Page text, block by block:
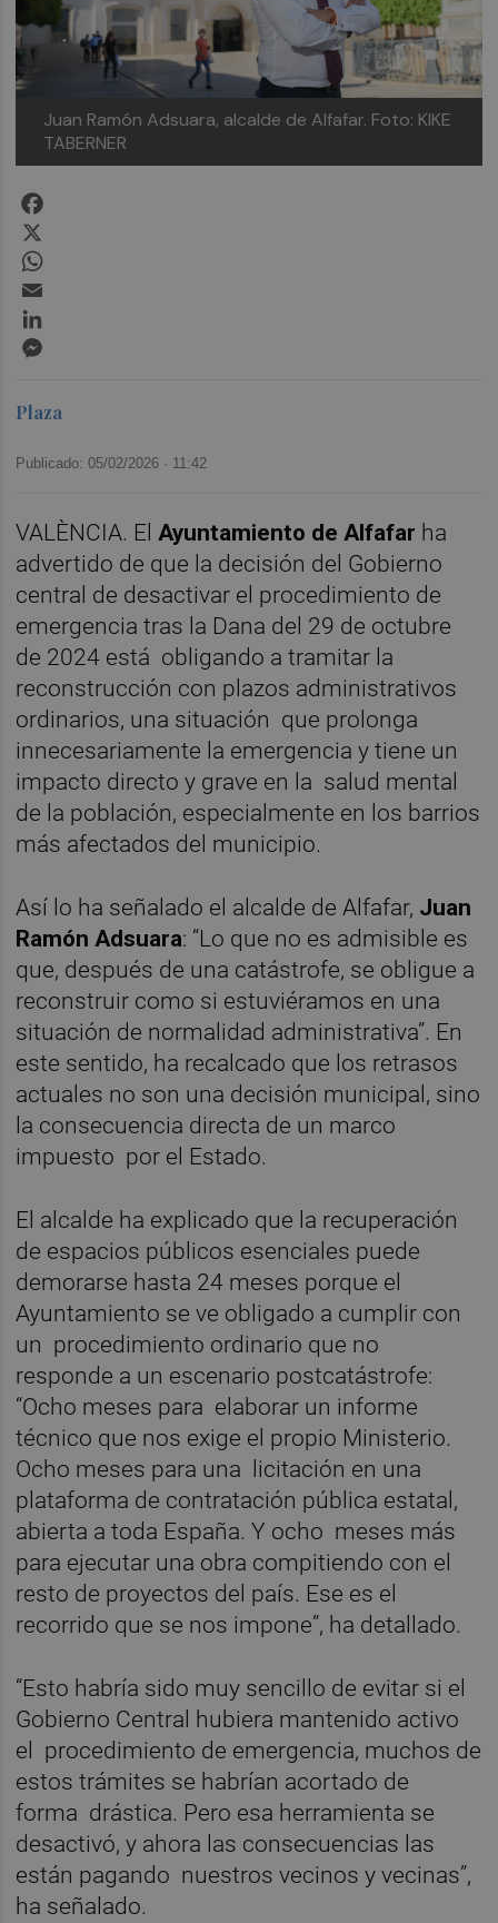
Juan Ramón Adsuara, alcalde de Alfafar. Foto: KIKE
TABERNER
Plaza
Publicado: 05/02/2026 · 11:42
VALÈNCIA. El Ayuntamiento de Alfafar ha
advertido de que la decisión del Gobierno
central de desactivar el procedimiento de
emergencia tras la Dana del 29 de octubre
de 2024 está obligando a tramitar la
reconstrucción con plazos administrativos
ordinarios, una situación que prolonga
innecesariamente la emergencia y tiene un
impacto directo y grave en la salud mental
de la población, especialmente en los barrios
más afectados del municipio.
Así lo ha señalado el alcalde de Alfafar, Juan
Ramón Adsuara: “Lo que no es admisible es
que, después de una catástrofe, se obligue a
reconstruir como si estuviéramos en una
situación de normalidad administrativa”. En
este sentido, ha recalcado que los retrasos
actuales no son una decisión municipal, sino
la consecuencia directa de un marco
impuesto por el Estado.
El alcalde ha explicado que la recuperación
de espacios públicos esenciales puede
demorarse hasta 24 meses porque el
Ayuntamiento se ve obligado a cumplir con
un procedimiento ordinario que no
responde a un escenario postcatástrofe:
“Ocho meses para elaborar un informe
técnico que nos exige el propio Ministerio.
Ocho meses para una licitación en una
plataforma de contratación pública estatal,
abierta a toda España. Y ocho meses más
para ejecutar una obra compitiendo con el
resto de proyectos del país. Ese es el
recorrido que se nos impone”, ha detallado.
“Esto habría sido muy sencillo de evitar si el
Gobierno Central hubiera mantenido activo
el procedimiento de emergencia, muchos de
estos trámites se habrían acortado de
forma drástica. Pero esa herramienta se
desactivó, y ahora las consecuencias las
están pagando nuestros vecinos y vecinas”,
ha señalado.